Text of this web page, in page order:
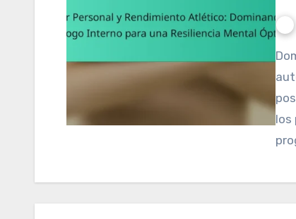
Dominar el diálogo interno es crucial para mejorar la
los